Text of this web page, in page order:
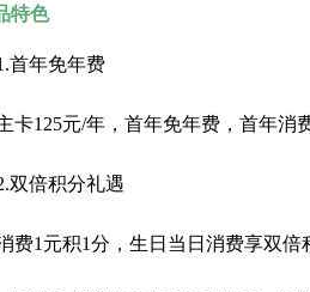
特色
首年免年费
卡125元/年，首年免年费，首年消
双倍积分礼遇
费1元积1分，生日当日消费享双倍